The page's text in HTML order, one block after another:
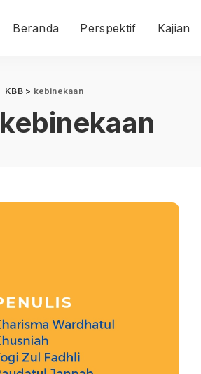
Beranda Perspektif Kajian
KBB> kebinekaan
kebinekaan